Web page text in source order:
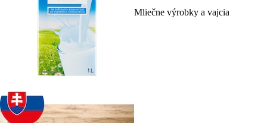
Mliečne výrobky a vajcia